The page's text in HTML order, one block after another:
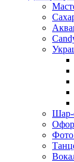
Шар-